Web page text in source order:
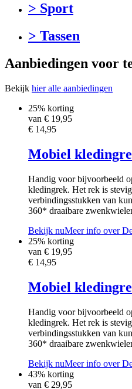
> Sport
> Tassen
Aanbiedingen voor
Bekijk hier alle aanbiedingen
25% korting
van € 19,95
€ 14,95
Mobiel
Handig voor bijvoorbeeld
kledingrek. Het rek is
verbindingsstukken van
360* draaibare
Bekijk nuMeer info over
25% korting
van € 19,95
€ 14,95
Mobiel
Handig voor bijvoorbeeld
kledingrek. Het rek is
verbindingsstukken van
360* draaibare
Bekijk nuMeer info over
43% korting
van € 29,95